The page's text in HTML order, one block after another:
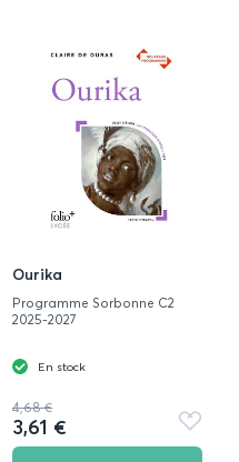
Ourika
Programme Sorbonne C2
2025-2027
En stock
4,68 €
3,61 €
Ajouter
aux